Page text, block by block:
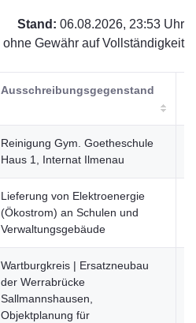
Stand: 06.08.2026, 23:53 Uhr
ohne Gewähr auf Vollständigkeit
Ausschreibungsgegenstand
Reinigung Gym. Goetheschule
Haus 1, Internat Ilmenau
Lieferung von Elektroenergie
(Ökostrom) an Schulen und
Verwaltungsgebäude
Wartburgkreis | Ersatzneubau
der Werrabrücke
Sallmannshausen,
Objektplanung für